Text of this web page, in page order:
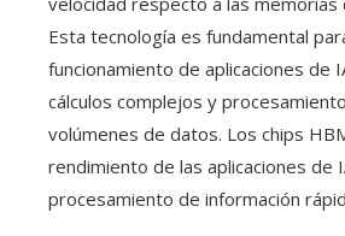
Esta tecnología es fundamental
funcionamiento de aplicaciones de
cálculos complejos y
volúmenes de datos. Los chips
rendimiento de las aplicaciones de
procesamiento de información